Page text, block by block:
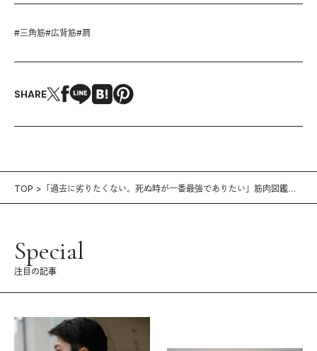
#三角筋#広背筋#肩
SHARE
TOP
「過去に劣りたくない。死ぬ時が一番最強でありたい」筋肉図鑑
Special
注目の記事